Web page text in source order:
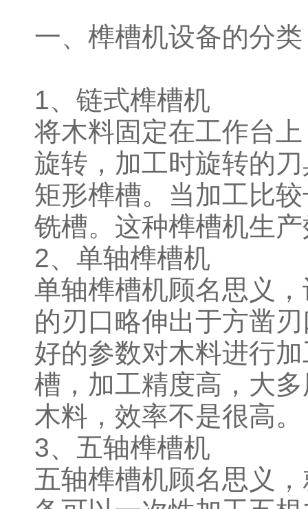
一、榫槽机设备的分类
1、链式榫槽机
将木料固定在工作台
旋转，加工时旋转的
矩形榫槽。当加工比
铣槽。这种榫槽机生
2、单轴榫槽机
单轴榫槽机顾名思义
的刃口略伸出于方凿
好的参数对木料进行
槽，加工精度高，大
木料，效率不是很高。
3、五轴榫槽机
五轴榫槽机顾名思义